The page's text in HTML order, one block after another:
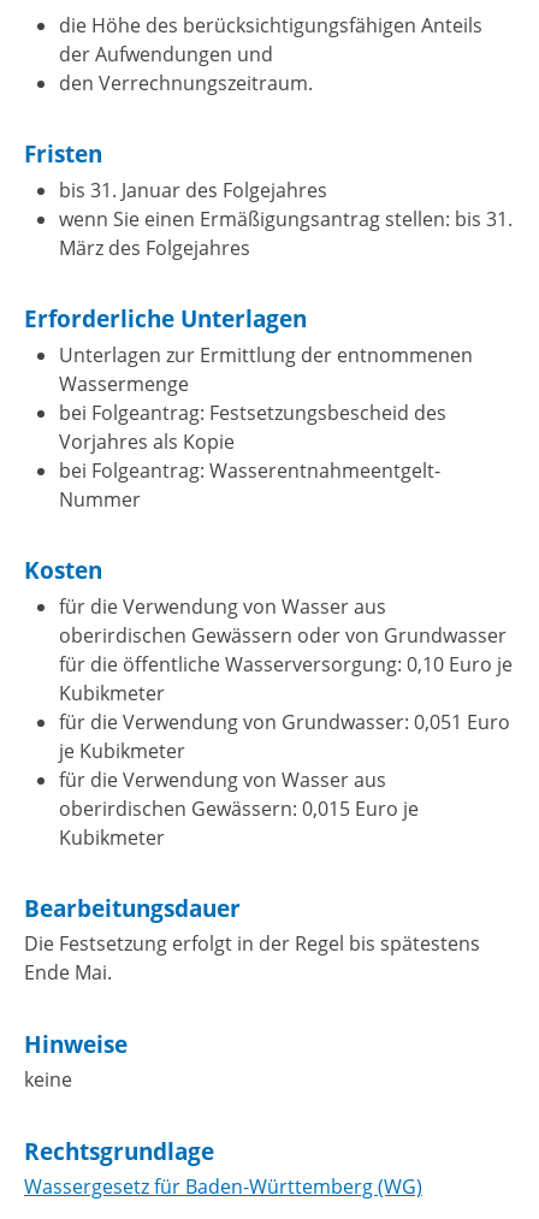
die Höhe des berücksichtigungsfähigen Anteils
der Aufwendungen und
den Verrechnungszeitraum.
Fristen
bis 31. Januar des Folgejahres
wenn Sie einen Ermäßigungsantrag stellen: bis 31.
März des Folgejahres
Erforderliche Unterlagen
Unterlagen zur Ermittlung der entnommenen
Wassermenge
bei Folgeantrag: Festsetzungsbescheid des
Vorjahres als Kopie
bei Folgeantrag: Wasserentnahmeentgelt-
Nummer
Kosten
für die Verwendung von Wasser aus
oberirdischen Gewässern oder von Grundwasser
für die öffentliche Wasserversorgung: 0,10 Euro je
Kubikmeter
für die Verwendung von Grundwasser: 0,051 Euro
je Kubikmeter
für die Verwendung von Wasser aus
oberirdischen Gewässern: 0,015 Euro je
Kubikmeter
Bearbeitungsdauer
Die Festsetzung erfolgt in der Regel bis spätestens
Ende Mai.
Hinweise
keine
Rechtsgrundlage
Wassergesetz für Baden-Württemberg (WG)